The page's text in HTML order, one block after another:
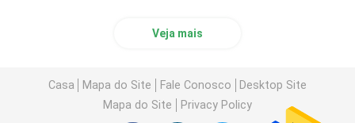
Veja mais
Casa Mapa do Site Fale Conosco
Desktop Site
Mapa do Site
Privacy Policy